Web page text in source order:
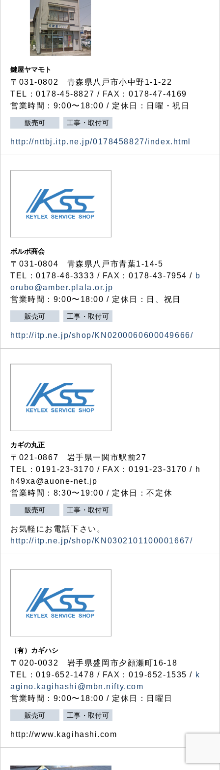
鍵屋ヤマモト
〒031-0802 青森県八戸市小中野1-1-22
TEL：0178-45-8827 / FAX：0178-47-4169
営業時間：9:00〜18:00 / 定休日：日曜・祝日
販売可 工事・取付可
http://nttbj.itp.ne.jp/0178458827/index.html
ボルボ商会
〒031-0804 青森県八戸市青葉1-14-5
TEL：0178-46-3333 / FAX：0178-43-7954 / b
orubo@amber.plala.or.jp
営業時間：9:00〜18:00 / 定休日：日、祝日
販売可 工事・取付可
http://itp.ne.jp/shop/KN0200060600049666/
カギの丸正
〒021-0867 岩手県一関市駅前27
TEL：0191-23-3170 / FAX：0191-23-3170 / h
h49xa@auone-net.jp
営業時間：8:30〜19:00 / 定休日：不定休
販売可 工事・取付可
お気軽にお電話下さい。
http://itp.ne.jp/shop/KN0302101100001667/
（有）カギハシ
〒020-0032 岩手県盛岡市夕顔瀬町16-18
TEL：019-652-1478 / FAX：019-652-1535 / k
agino.kagihashi@mbn.nifty.com
営業時間：9:00〜18:00 / 定休日：日曜日
販売可 工事・取付可
http://www.kagihashi.com